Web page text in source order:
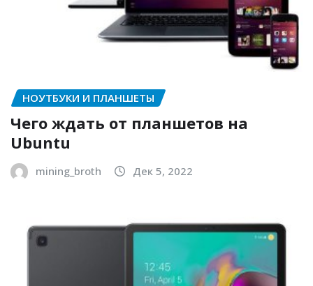
НОУТБУКИ И ПЛАНШЕТЫ
Чего ждать от планшетов на
Ubuntu
mining_broth Дек 5, 2022